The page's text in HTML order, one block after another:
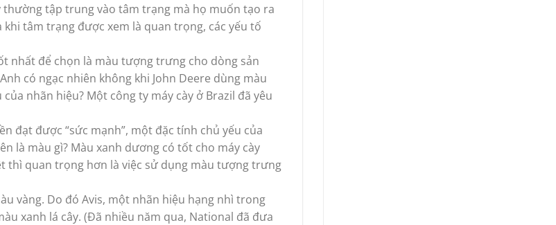
tập trung vào tâm trạng mà họ muốn tạo ra
tâm trạng được xem là quan trọng, các yếu tố
nhất để chọn là màu tượng trưng cho dòng sản
có ngạc nhiên không khi John Deere dùng màu
nhãn hiệu? Một công ty máy cày ở Brazil đã yêu
đạt được “sức mạnh”, một đặc tính chủ yếu của
là màu gì? Màu xanh dương có tốt cho máy cày
thì quan trọng hơn là việc sử dụng màu tượng trưng
vàng. Do đó Avis, một nhãn hiệu hạng nhì trong
xanh lá cây. (Đã nhiều năm qua, National đã đưa